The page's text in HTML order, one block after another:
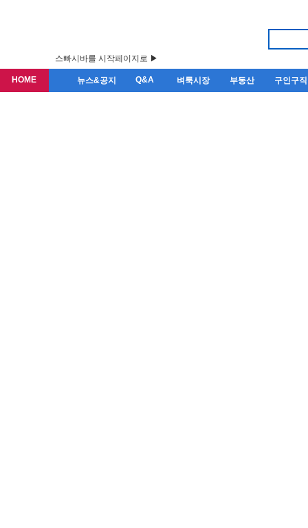
스빠시바를 시작페이지로 ▶
HOME 뉴스&공지 Q&A 벼룩시장 부동산 구인구직